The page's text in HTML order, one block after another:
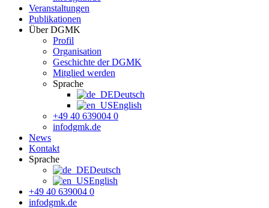
Veranstaltungen
Publikationen
Über DGMK
Profil
Organisation
Geschichte der DGMK
Mitglied werden
Sprache
Deutsch
English
+49 40 639004 0
infodgmk.de
News
Kontakt
Sprache
Deutsch
English
+49 40 639004 0
infodgmk.de